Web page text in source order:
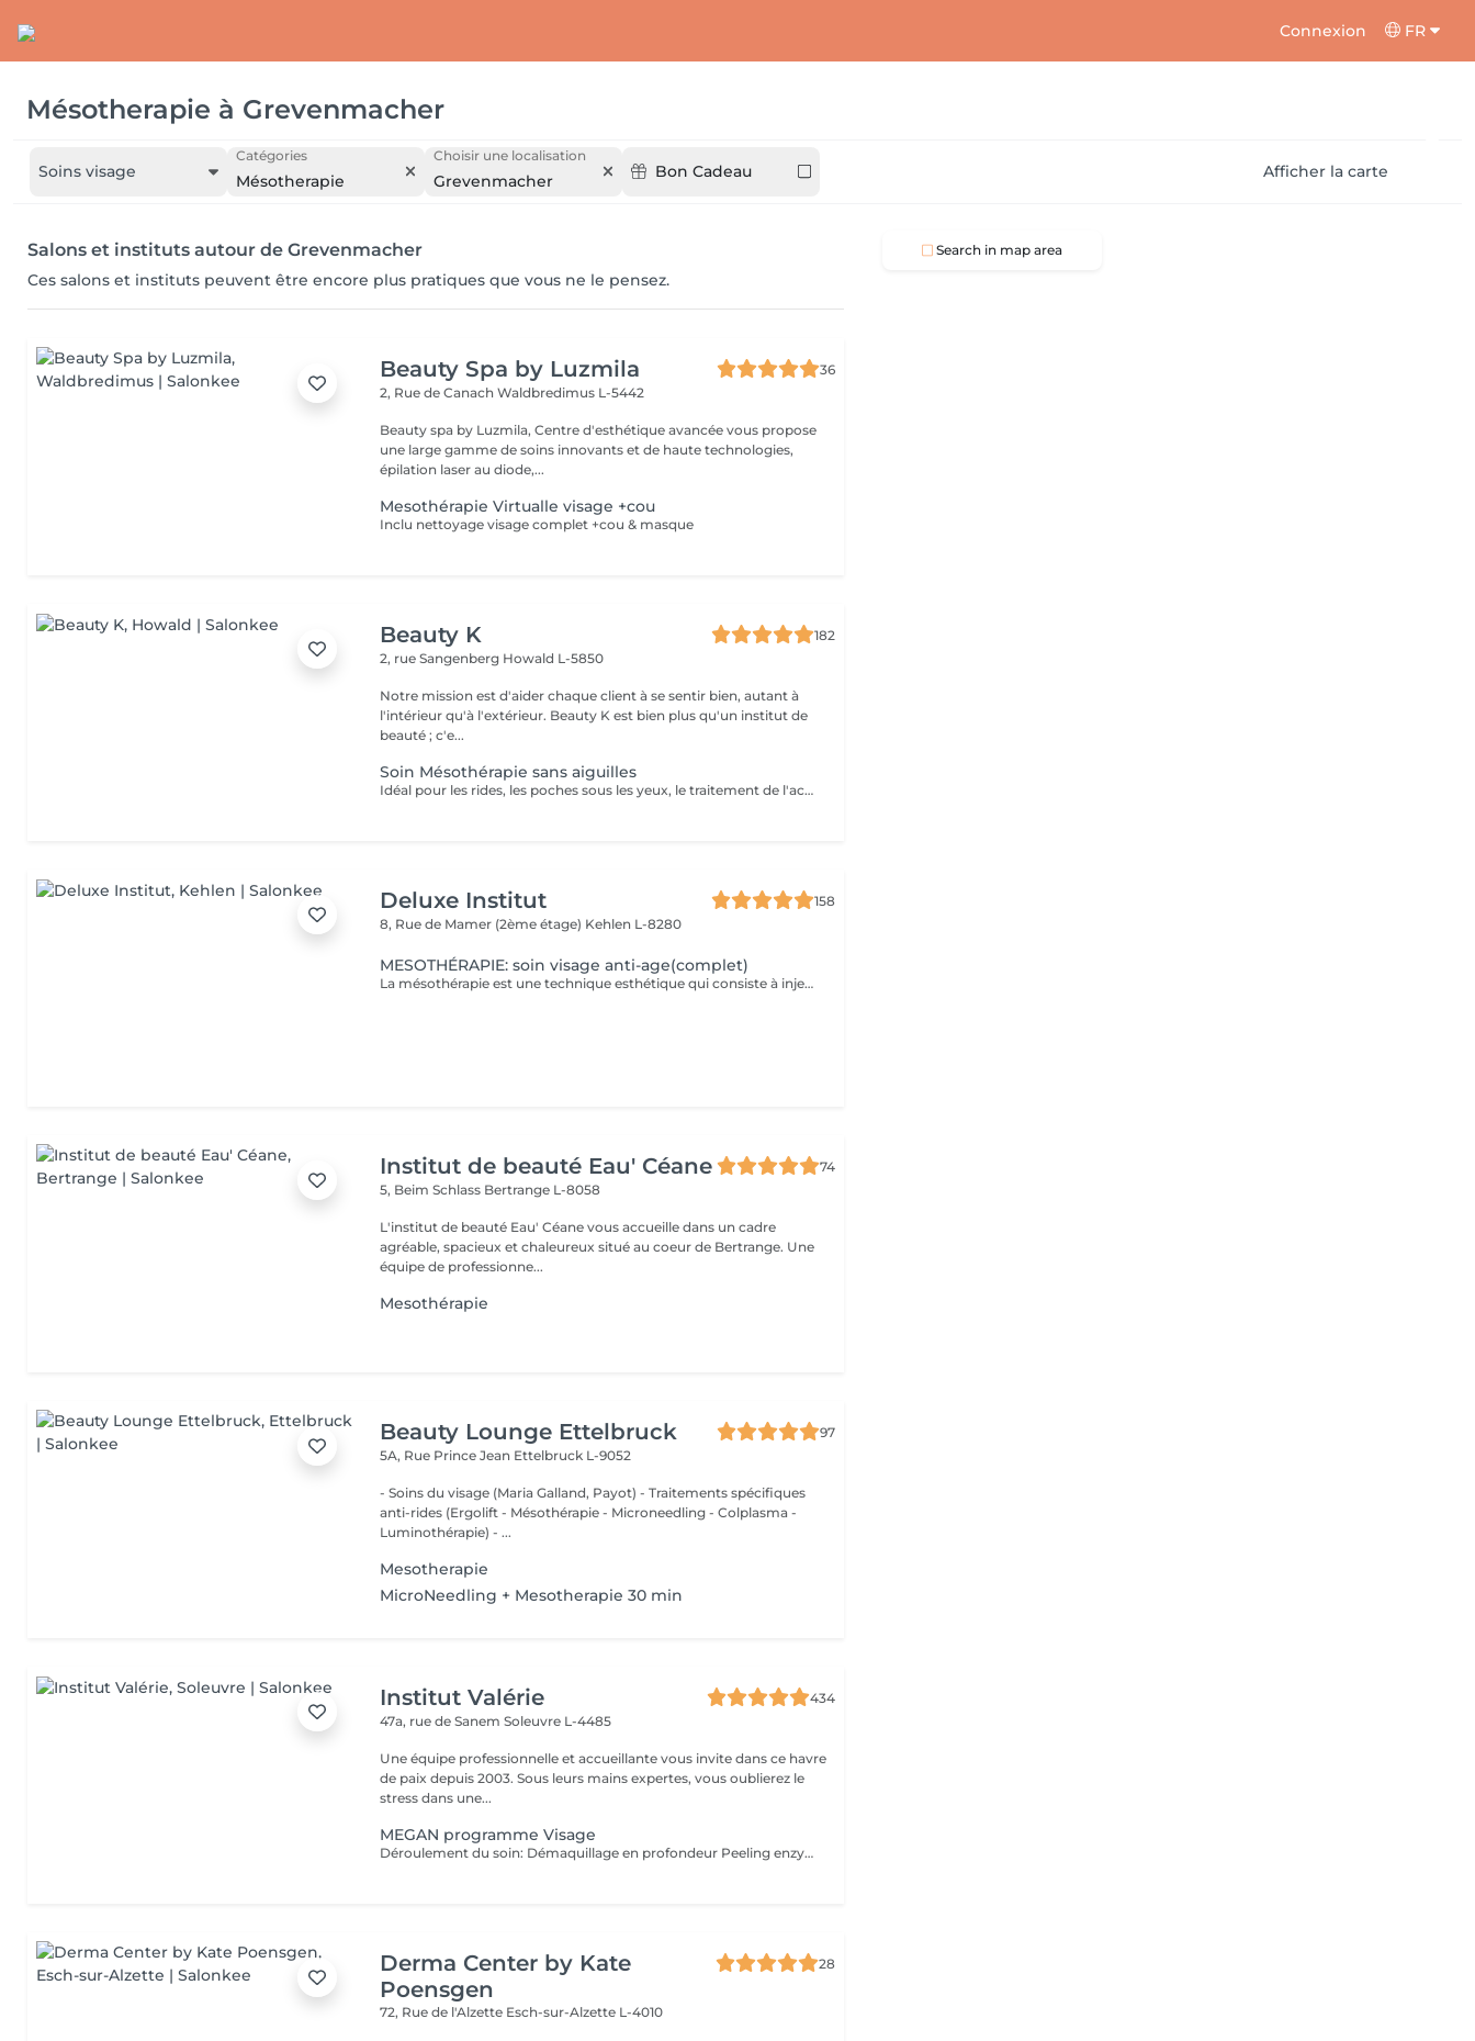
Connexion FR
Mésotherapie à Grevenmacher
Soins visage
Catégories
Mésotherapie
Choisir une localisation
Grevenmacher Bon Cadeau Afficher la carte
Salons et instituts autour de Grevenmacher
Ces salons et instituts peuvent être encore plus pratiques que vous ne le pensez.
Beauty Spa by Luzmila
36
2, Rue de CanachWaldbredimus L-5442
Beauty spa by Luzmila, Centre d'esthétique avancée vous propose
une large gamme de soins innovants et de haute technologies,
épilation laser au diode,...
Mesothérapie Virtualle visage +cou
Inclu nettoyage visage complet +cou & masque
Beauty K
182
2, rue Sangenberg Howald L-5850
Notre mission est d'aider chaque client à se sentir bien, autant à
l'intérieur qu'à l'extérieur. Beauty K est bien plus qu'un institut de
beauté ; c'e...
Soin Mésothérapie sans aiguilles
Idéal pour les rides, les poches sous les yeux, le traitement de l'acné, le relâchement cutané et la cellulite. La mésothérapie permet de faire pénétrer les principes actifs dans la peau par système intercellulaire.
Deluxe Institut
158
8, Rue de Mamer (2ème étage) Kehlen L-8280
MESOTHÉRAPIE: soin visage anti-age(complet)
La mésothérapie est une technique esthétique qui consiste à injecter de petites quantités de substances actives (vitamines, minéraux, acide hyaluronique, etc.) directement dans les couches superficielles de la peau. Elle est utilisée pour améliorer l'aspect de la peau et stimuler la régénération cellulaire. Les Bienfaits de la Mésothérapie Hydratation intense et rajeunissement cutané Apporte un coup d'éclat immédiat à la peau. Réduit les rides et les ridules en stimulant la production de collagène et d'élastine. Hydrate en profondeur et améliore la texture de la peau. Traite les taches pigmentaires, les cicatrices d'acné et la rosacée. Aide à uniformiser le teint et à réduire les imperfections. Pourquoi Choisir la Mésothérapie ? Traitement peu invasif et pratiquement indolore. Effet naturel et progressif, sans chirurgie ni éviction sociale. Résultats visibles après quelques séances seulement. Un soin idéal pour retrouver une peau éclatante, un corps raffermi et une chevelure en pleine santé !
Institut de beauté Eau' Céane
74
5, Beim Schlass Bertrange L-8058
L'institut de beauté Eau' Céane vous accueille dans un cadre
agréable, spacieux et chaleureux situé au coeur de Bertrange. Une
équipe de professionne...
Mesothérapie
Beauty Lounge Ettelbruck
97
5A, Rue Prince Jean Ettelbruck L-9052
- Soins du visage (Maria Galland, Payot) - Traitements spécifiques
anti-rides (Ergolift - Mésothérapie - Microneedling - Colplasma -
Luminothérapie) - ...
Mesotherapie
MicroNeedling + Mesotherapie 30 min
Institut Valérie
434
47a, rue de SanemSoleuvre L-4485
Une équipe professionnelle et accueillante vous invite dans ce havre
de paix depuis 2003. Sous leurs mains expertes, vous oublierez le
stress dans une...
MEGAN programme Visage
Déroulement du soin: Démaquillage en profondeur Peeling enzymatique ou acide peel HF HI-Tech Performance Boost Meso-Led Découvrez l'innovation technologique et cosmétique la plus avancée. Grâce à Megan, prenez soin de votre peau et améliorez la grâce à un système qui permet une régénération cellulaire extraordinaire à partir des couches les plus profondes du tissu cutané. Pour la première fois, Tri Synergy Tech associe tout le potentiel des éléments HI-Freq, Dermaboost et Deep RGB à un appareil multi-traitement unique qui crée une synergie parfaite aux effets spectaculaires. Des traitements personnalisés selon vos besoins sont à votre disposition. Pour un effet profondeur et longue durée, nous vous proposons une cure de ce soin de 6 séances sur 3 semaines! (5+1 séance gratuite)
Derma Center by Kate
Poensgen
28
72, Rue de l'Alzette Esch-sur-Alzette L-4010
Search in map area